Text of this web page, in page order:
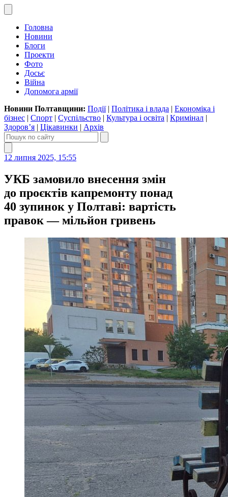
Головна
Новини
Блоги
Проекти
Фото
Досьє
Війна
Допомога армії
Новини Полтавщини: Події| Політика і влада | Економіка і
бізнес | Спорт | Суспільство | Культура і освіта | Кримінал |
Здоров’я | Цікавинки | Архів
12 липня 2025, 15:55
УКБ замовило внесення змін
до проєктів капремонту понад
40 зупинок у Полтаві: вартість
правок — мільйон гривень